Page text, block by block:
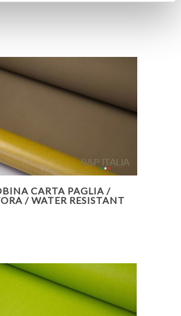
CARTA PAGLIA /
/ WATER RESISTANT